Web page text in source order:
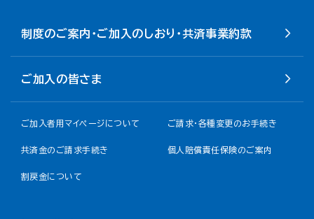
制度のご案内・ご加入のしおり・共済事業約款
ご加入の皆さま
ご加入者用マイページについて ご請求・各種変更のお手続き
共済金のご請求手続き 個人賠償責任保険のご案内
割戻金について​